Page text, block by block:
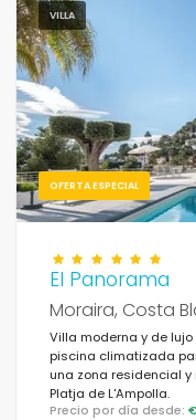
VILLA
OFERTA ESPECIAL
Previous
El Panorama
Moraira, Costa
Villa moderna y de lujo
piscina climatizada
una zona residencial
Platja de L'Ampolla.
Precio por día desde: